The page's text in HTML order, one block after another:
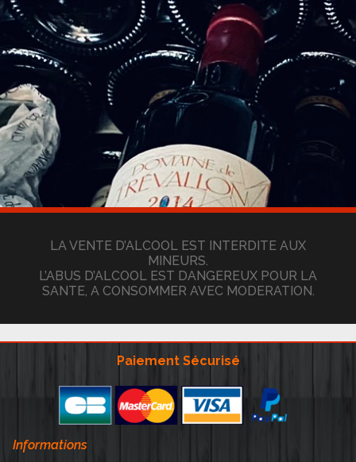
LA VENTE D’ALCOOL EST INTERDITE AUX
MINEURS.
L’ABUS D’ALCOOL EST DANGEREUX POUR LA
SANTE, A CONSOMMER AVEC MODERATION.
Paiement Sécurisé
Informations